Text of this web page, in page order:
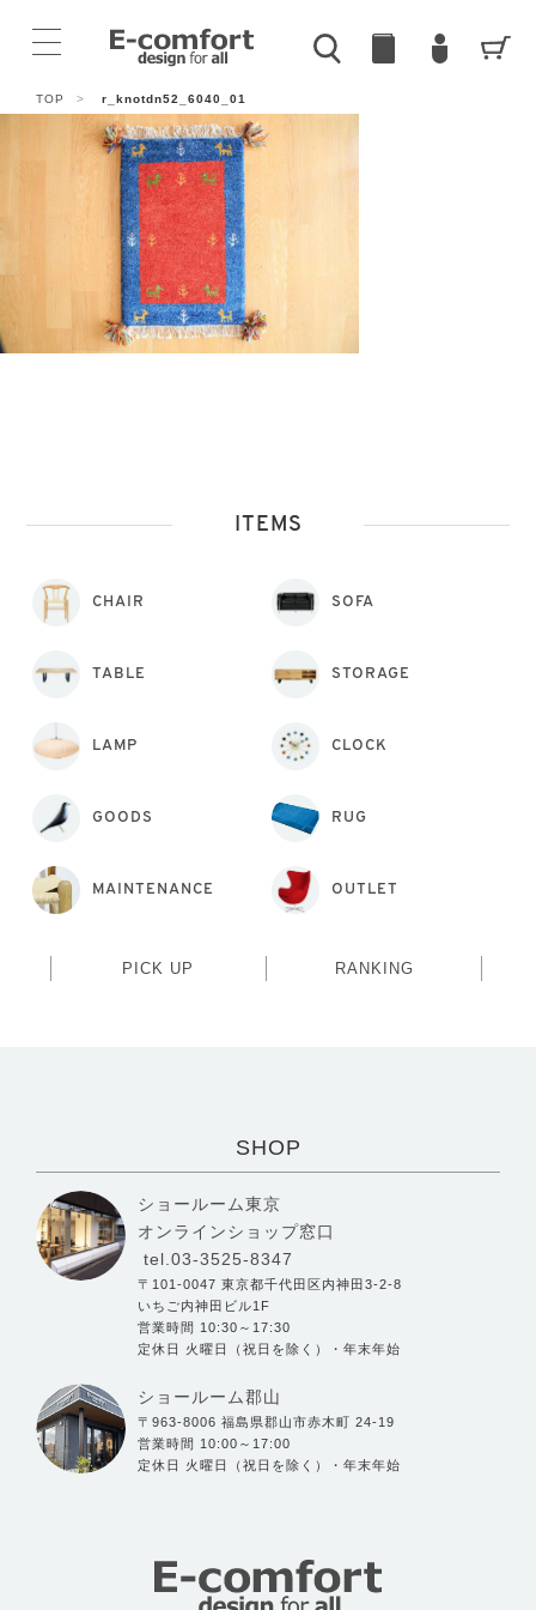
TOP > r_knotdn52_6040_01
ITEMS
CHAIR SOFA
TABLE STORAGE
LAMP CLOCK
GOODS RUG
MAINTENANCE OUTLET
PICK UP RANKING
SHOP
ショールーム東京
オンラインショップ窓口
tel.03-3525-8347
〒101-0047 東京都千代田区内神田3-2-8
いちご内神田ビル1F
営業時間 10:30～17:30
定休日 火曜日（祝日を除く）・年末年始
ショールーム郡山
〒963-8006 福島県郡山市赤木町 24-19
営業時間 10:00～17:00
定休日 火曜日（祝日を除く）・年末年始